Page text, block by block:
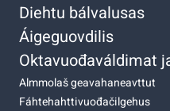
Diehtu bálvalusas
Áigeguovdilis
Oktavuođaváldimat
Almmolaš geavahaneavttut
Fáhtehahttivuođačilgehus